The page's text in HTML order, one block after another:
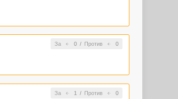
За 0/ Против 0
За 1 / Против 0